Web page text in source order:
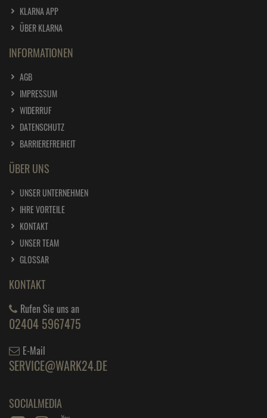
KLARNA APP
ÜBER KLARNA
INFORMATIONEN
AGB
IMPRESSUM
WIDERRUF
DATENSCHUTZ
BARRIEREFREIHEIT
ÜBER UNS
UNSER UNTERNEHMEN
IHRE VORTEILE
KONTAKT
UNSER TEAM
GLOSSAR
KONTAKT
Rufen Sie uns an
02404 5967475
E-Mail
SERVICE@WARK24.DE
SOCIALMEDIA